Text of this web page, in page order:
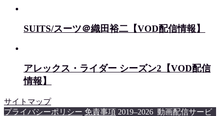
SUITS/スーツ＠織田裕二【VOD配信情報】
アレックス・ライダー シーズン2【VOD配信
情報】
サイトマップ
プライバシーポリシー 免責事項 2019–2026 動画配信サービ